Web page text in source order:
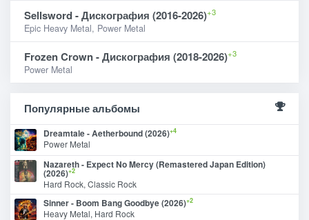
Sellsword - Дискография (2016-2026)+3
Epic Heavy Metal, Power Metal
Frozen Crown - Дискография (2018-2026)+3
Power Metal
Популярные альбомы
Dreamtale - Aetherbound (2026)+4
Power Metal
Nazareth - Expect No Mercy (Remastered Japan Edition)
(2026)+2
Hard Rock, Classic Rock
Sinner - Boom Bang Goodbye (2026)+2
Heavy Metal, Hard Rock